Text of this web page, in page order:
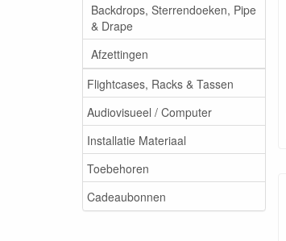
Backdrops, Sterrendoeken, Pipe
& Drape
Afzettingen
Flightcases, Racks & Tassen
Audiovisueel / Computer
Installatie Materiaal
Toebehoren
Cadeaubonnen